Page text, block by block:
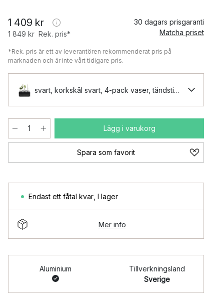
1 409 kr
1 849 kr Rek. pris*
30 dagars prisgaranti
Matcha priset
*Rek. pris är ett av leverantören rekommenderat pris på
marknaden och är inte vårt tidigare pris.
svart, korkskål svart, 4-pack vaser, tändstickor
Lägg i varukorg
Spara som favorit
Endast ett fåtal kvar I lager
Mer info
Aluminium
Tillverkningsland
Sverige